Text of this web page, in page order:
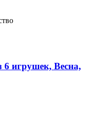
игрушек, Весна,